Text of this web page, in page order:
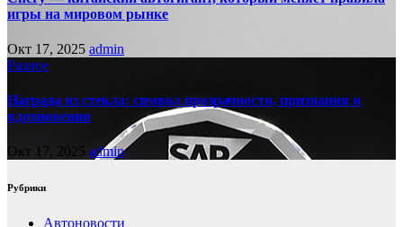
игры на мировом рынке
Окт 17, 2025 admin
Разное
Награда из стекла: символ прозрачности, признания и
вдохновения
Окт 17, 2025 admin
Рубрики
Автоновости